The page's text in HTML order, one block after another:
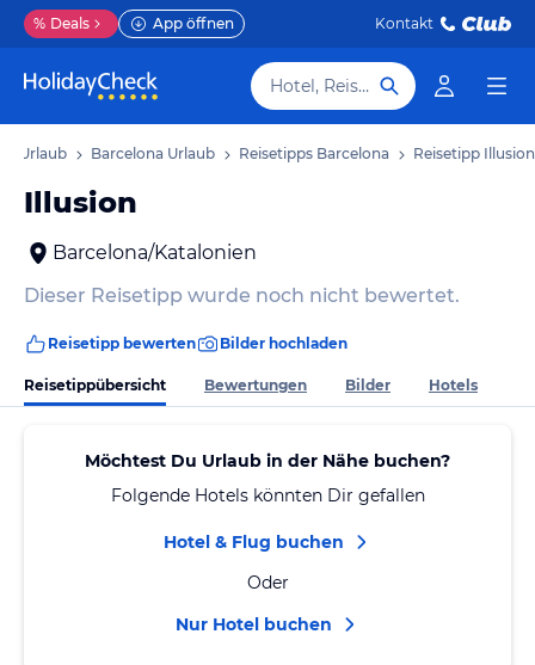
% Deals App öffnen Kontakt
Hotel, Reiseziel
Urlaub Barcelona Urlaub Reisetipps Barcelona Reisetipp Illusion
Illusion
Barcelona/Katalonien
Dieser Reisetipp wurde noch nicht bewertet.
Reisetipp bewerten Bilder hochladen
Reisetippübersicht Bewertungen Bilder Hotels
Möchtest Du Urlaub in der Nähe buchen?
Folgende Hotels könnten Dir gefallen
Hotel & Flug buchen
Oder
Nur Hotel buchen